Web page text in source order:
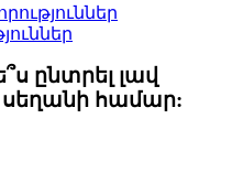
ընտրել լավ
սեղանի համար: